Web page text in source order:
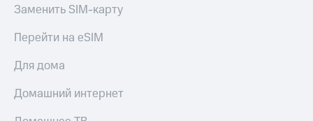
Заменить SIM-карту
Перейти на eSIM
Для дома
Домашний интернет